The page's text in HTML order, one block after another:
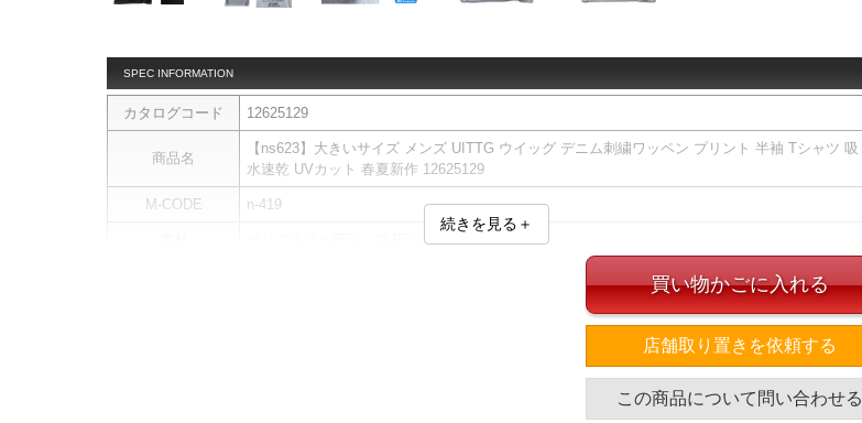
SPEC INFORMATION
カタログコード 12625129
商品名
【ns623】大きいサイズ メンズ UITTG ウイッグ デニム刺繍ワッペン プリント 半袖 Tシャツ 吸
水速乾 UVカット 春夏新作 12625129
M-CODE n-419
胸囲 着丈
続きを見る＋
買い物かごに入れる
店舗取り置きを依頼する
この商品について問い合わせる